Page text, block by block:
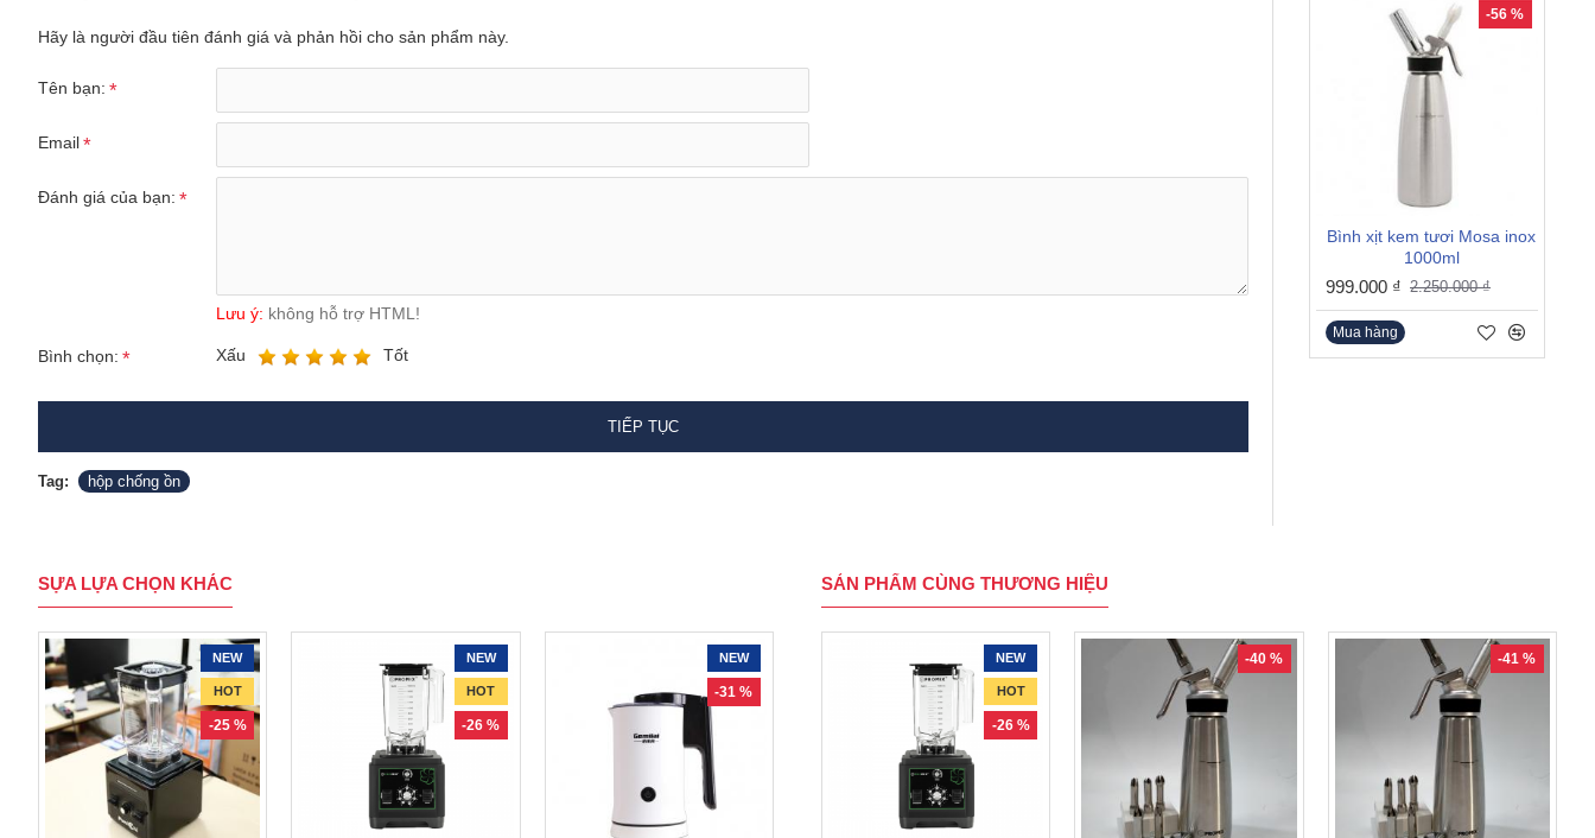
Hãy là người đầu tiên đánh giá và phản hồi cho sản phẩm này.
Tên bạn:
Email
Đánh giá của bạn:
Lưu ý: không hỗ trợ HTML!
Bình chọn: Xấu Tốt
TIẾP TỤC
Tag: hộp chống ồn
-56 %
Bình xịt kem tươi Mosa inox
1000ml
999.000 ₫ 2.250.000 ₫
Mua hàng
SỰA LỰA CHỌN KHÁC
NEW
HOT
-25 %
NEW
HOT
-26 %
NEW
-31 %
HOT
-12 %
NEW
SẢN PHẨM CÙNG THƯƠNG HIỆU
NEW
HOT
-26 %
-40 % -41 %